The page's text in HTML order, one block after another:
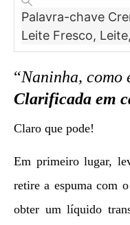
Palavra-chave
Leite Fresco,
“Naninha, como
Clarificada em
Claro que pode!
Em primeiro lugar,
retire a espuma com
obter um líquido